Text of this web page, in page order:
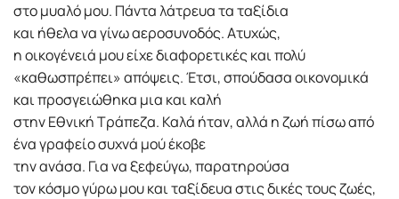
στο μυαλό μου. Πάντα λάτρευα τα ταξίδια
και ήθελα να γίνω αεροσυνοδός. Ατυχώς,
η οικογένειά μου είχε διαφορετικές και πολύ
«καθωσπρέπει» απόψεις. Έτσι, σπούδασα οικονομικά
και προσγειώθηκα μια και καλή
στην Εθνική Τράπεζα. Καλά ήταν, αλλά η ζωή πίσω από
ένα γραφείο συχνά μού έκοβε
την ανάσα. Για να ξεφεύγω, παρατηρούσα
τον κόσμο γύρω μου και ταξίδευα στις δικές τους ζωές,